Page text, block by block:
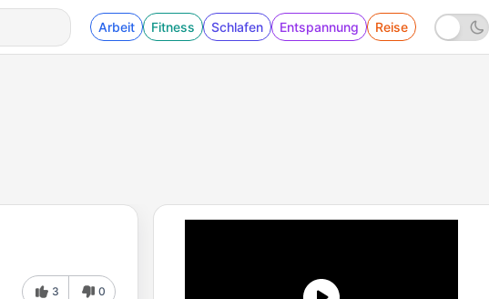
Arbeit Fitness Schlafen Entspannung Reise
3 0